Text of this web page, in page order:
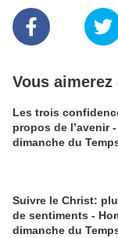
Vous aimerez
Les trois
propos de l’avenir
dimanche du
Suivre le Christ:
de sentiments -
dimanche du